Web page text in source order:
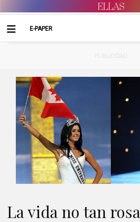
E-PAPER
PUBLICIDAD
La vida no tan